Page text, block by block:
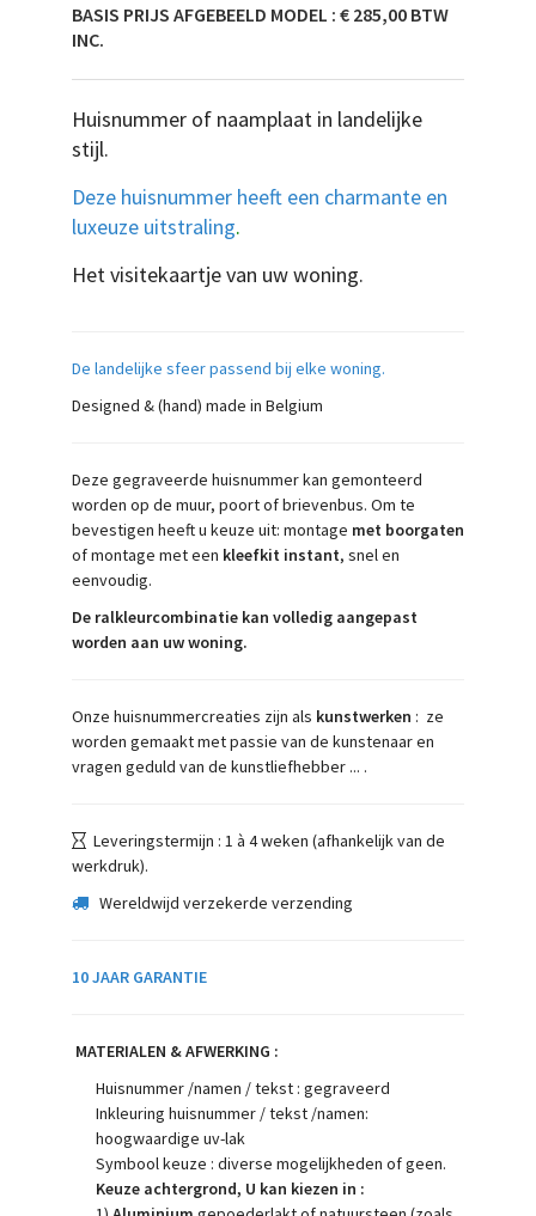
BASIS PRIJS AFGEBEELD MODEL : € 285,00 BTW
INC.
Huisnummer of naamplaat in landelijke
stijl.
Deze huisnummer heeft een charmante en
luxeuze uitstraling.
Het visitekaartje van uw woning.
De landelijke sfeer passend bij elke woning.
Designed & (hand) made in Belgium
Deze gegraveerde huisnummer kan gemonteerd
worden op de muur, poort of brievenbus. Om te
bevestigen heeft u keuze uit: montage met boorgaten
of montage met een kleefkit instant, snel en
eenvoudig.
De ralkleurcombinatie kan volledig aangepast
worden aan uw woning.
Onze huisnummercreaties zijn als kunstwerken : ze
worden gemaakt met passie van de kunstenaar en
vragen geduld van de kunstliefhebber ... .
Leveringstermijn : 1 à 4 weken (afhankelijk van de
werkdruk).
Wereldwijd verzekerde verzending
10 JAAR GARANTIE
MATERIALEN & AFWERKING :
Huisnummer /namen / tekst : gegraveerd
Inkleuring huisnummer / tekst /namen:
hoogwaardige uv-lak
Symbool keuze : diverse mogelijkheden of geen.
Keuze achtergrond, U kan kiezen in :